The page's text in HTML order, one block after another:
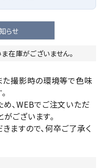
らせ
在庫がございません。
た撮影時の環境等で色味
、WEBでご注文いただ
ございます。
ますので、何卒ご了承く